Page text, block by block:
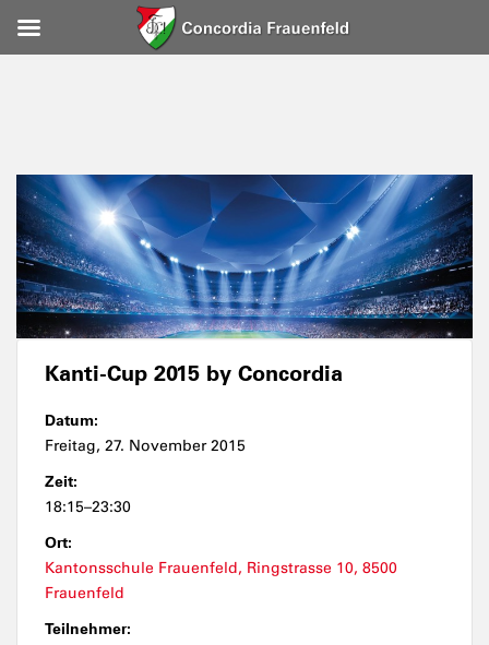
Kanti-Cup 2015 by Concordia
Datum:
Freitag, 27. November 2015
Zeit:
18:15–23:30
Ort:
Kantonsschule Frauenfeld, Ringstrasse 10, 8500
Frauenfeld
Teilnehmer: